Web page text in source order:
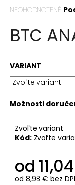
Priemerné
produktu
je
5
hviezdičiek.
NEOHODNOTENÉ
BTC
VARIANT
Možnosti
Zvoľte variant
Kód: Zvoľte
od
od 8,98 € bez
O
d
p
o
ú
č
a
m
e